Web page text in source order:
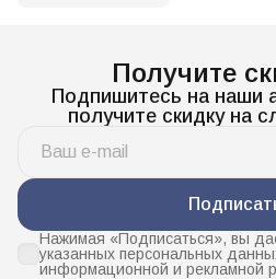
Получите
Подпишитесь на наши
получите скидку на
Нажимая «Подписаться», вы
указанных персональных
информационной и рекламной